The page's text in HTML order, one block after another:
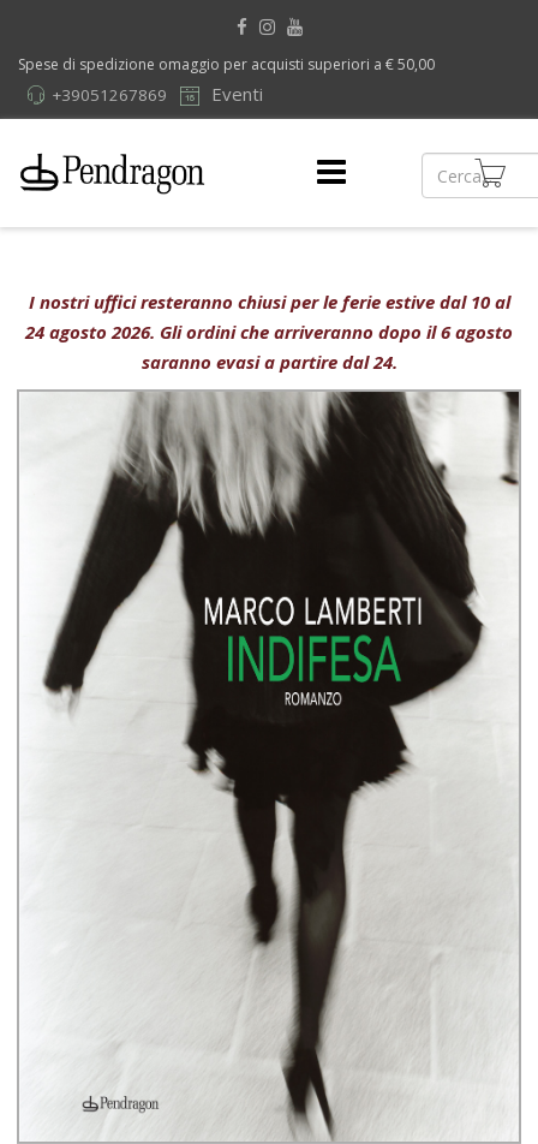
Spese di spedizione omaggio per acquisti superiori a € 50,00
Eventi
+39051267869
I nostri uffici resteranno chiusi per le ferie estive dal 10 al
24 agosto 2026. Gli ordini che arriveranno dopo il 6 agosto
saranno evasi a partire dal 24.